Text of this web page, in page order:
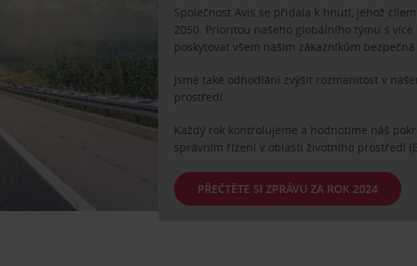
Společnost Avis se přidala k hnutí, jehož
2050. Prioritou našeho globálního týmu s
poskytovat všem našim zákazníkům
Jsme také odhodláni zvýšit rozmanitost v
prostředí.
Každý rok kontrolujeme a hodnotíme náš
správním řízení v oblasti životního prostředí
PŘEČTĚTE SI ZPRÁVU ZA ROK 2024